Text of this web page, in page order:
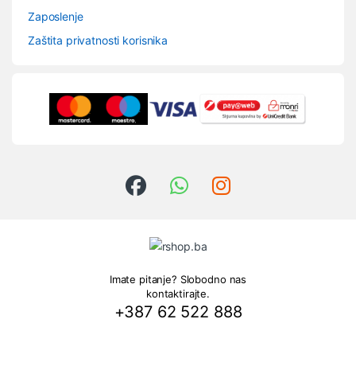
Zaposlenje
Zaštita privatnosti korisnika
Imate pitanje? Slobodno nas
kontaktirajte.
+387 62 522 888